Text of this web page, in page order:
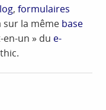
,formulaires
sur la même base
en-un » du e-